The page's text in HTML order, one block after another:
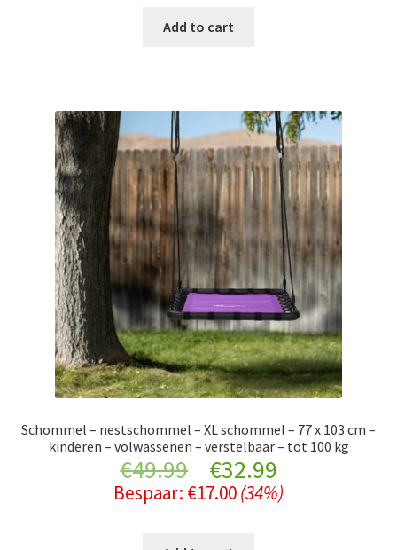
was:
Add to cart
Schommel – nestschommel – XL schommel – 77 x 103 cm –
kinderen – volwassenen – verstelbaar – tot 100 kg
€49.99
Original
price
€32.99Current
price
Bespaar: €17.00(34%)